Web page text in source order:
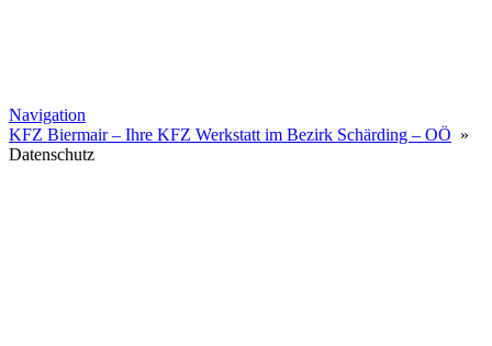
Navigation
KFZ Biermair – Ihre KFZ Werkstatt im Bezirk Schärding – OÖ »
Datenschutz